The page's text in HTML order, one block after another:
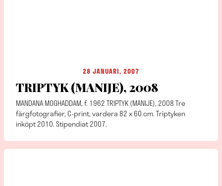
28 JANUARI, 2007
TRIPTYK (MANIJE), 2008
MANDANA MOGHADDAM, f. 1962 TRIPTYK (MANIJE), 2008 Tre
färgfotografier, C-print, vardera 82 x 60 cm. Triptyken
inköpt 2010. Stipendiat 2007.